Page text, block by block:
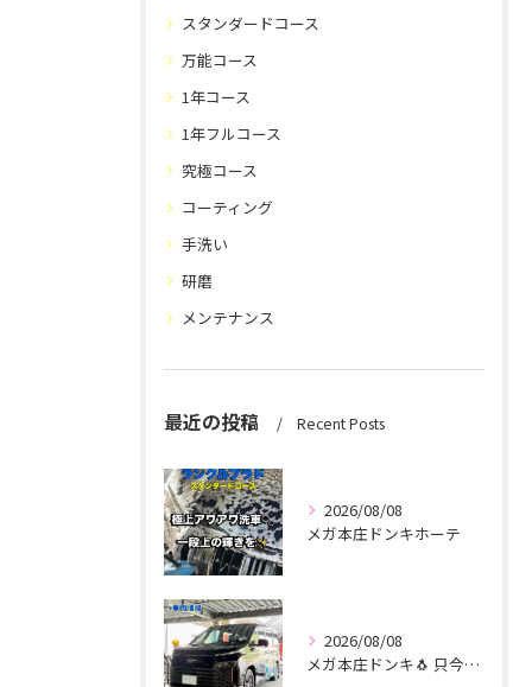
スタンダードコース
万能コース
1年コース
1年フルコース
究極コース
コーティング
手洗い
研磨
メンテナンス
最近の投稿 Recent Posts
2026/08/08
メガ本庄ドンキホーテ
2026/08/08
メガ本庄ドンキ🐧 只今イベント出店中🎶 ヴォクシー ご新規様...